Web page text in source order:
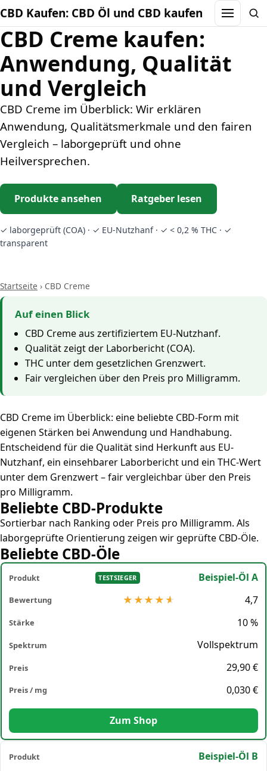
CBD Kaufen: CBD Öl und CBD kaufen Menu
CBD Creme kaufen:
Anwendung, Qualität
und Vergleich
CBD Creme im Überblick: Wir erklären
Anwendung, Qualitätsmerkmale und den fairen
Vergleich – laborgeprüft und ohne
Heilversprechen.
Produkte ansehen Ratgeber lesen
✓ laborgeprüft (COA) · ✓ EU-Nutzhanf · ✓ < 0,2 % THC · ✓
transparent
Startseite › CBD Creme
Auf einen Blick
CBD Creme aus zertifiziertem EU-Nutzhanf.
Qualität zeigt der Laborbericht (COA).
THC unter dem gesetzlichen Grenzwert.
Fair vergleichen über den Preis pro Milligramm.
CBD Creme im Überblick: eine beliebte CBD-Form mit
eigenen Stärken bei Anwendung und Handhabung.
Entscheidend für die Qualität sind Herkunft aus EU-
Nutzhanf, ein einsehbarer Laborbericht und ein THC-Wert
unter dem Grenzwert – fair vergleichbar über den Preis
pro Milligramm.
Beliebte CBD-Produkte
Sortierbar nach Ranking oder Preis pro Milligramm. Als
laborgeprüfte Orientierung zeigen wir geprüfte CBD-Öle.
Beliebte CBD-Öle
TESTSIEGER
Beispiel-Öl A
4,7
10 %
Vollspektrum
29,90 €
0,030 €
Zum Shop
Beispiel-Öl B